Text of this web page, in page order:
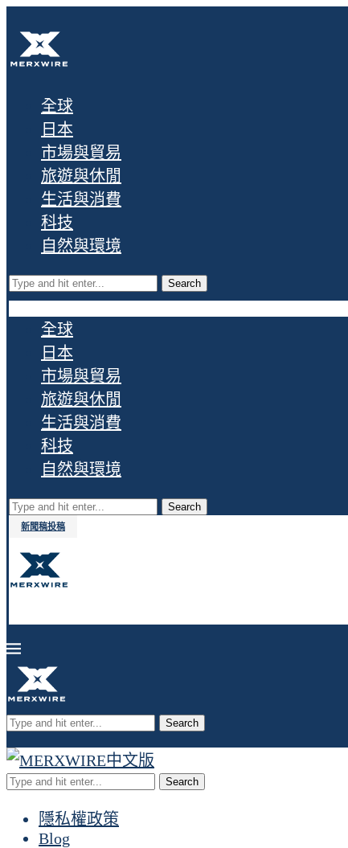
全球
日本
市場與貿易
旅遊與休閒
生活與消費
科技
自然與環境
Search
全球
日本
市場與貿易
旅遊與休閒
生活與消費
科技
自然與環境
Search
新聞稿投稿
Search
Search
隱私權政策
Blog